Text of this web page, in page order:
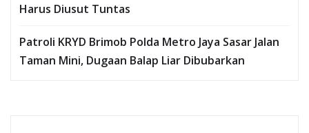
Harus Diusut Tuntas
Patroli KRYD Brimob Polda Metro Jaya Sasar Jalan
Taman Mini, Dugaan Balap Liar Dibubarkan